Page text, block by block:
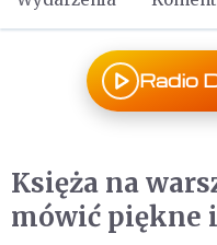
Radio
Księża na
mówić piękne